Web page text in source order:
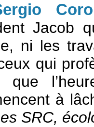
Jacob
ni les
qui
que
à
SRC,